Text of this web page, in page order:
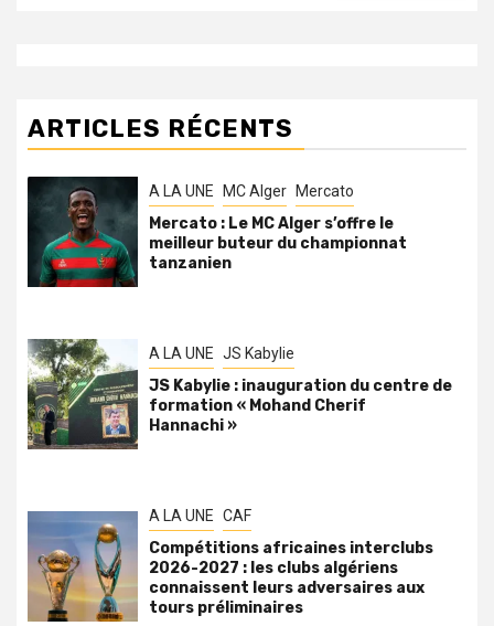
ARTICLES RÉCENTS
A LA UNE MC Alger Mercato
Mercato : Le MC Alger s’offre le
meilleur buteur du championnat
tanzanien
A LA UNE JS Kabylie
JS Kabylie : inauguration du centre de
formation « Mohand Cherif
Hannachi »
A LA UNE CAF
Compétitions africaines interclubs
2026-2027 : les clubs algériens
connaissent leurs adversaires aux
tours préliminaires